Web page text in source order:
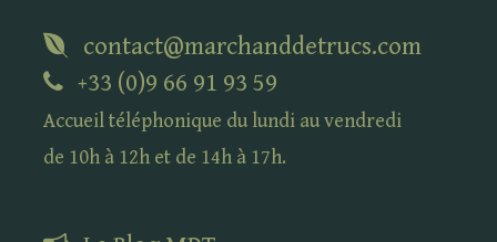
contact@marchanddetrucs.com
+33 (0)9 66 91 93 59
Accueil téléphonique du lundi au vendredi
de 10h à 12h et de 14h à 17h.